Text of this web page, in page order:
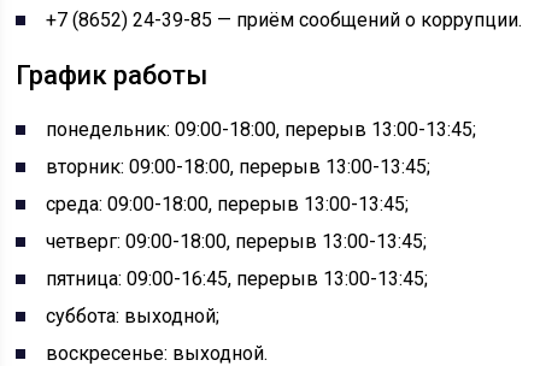
+7 (8652) 24-39-85 — приём сообщений о коррупции.
График работы
понедельник: 09:00-18:00, перерыв 13:00-13:45;
вторник: 09:00-18:00, перерыв 13:00-13:45;
среда: 09:00-18:00, перерыв 13:00-13:45;
четверг: 09:00-18:00, перерыв 13:00-13:45;
пятница: 09:00-16:45, перерыв 13:00-13:45;
суббота: выходной;
воскресенье: выходной.